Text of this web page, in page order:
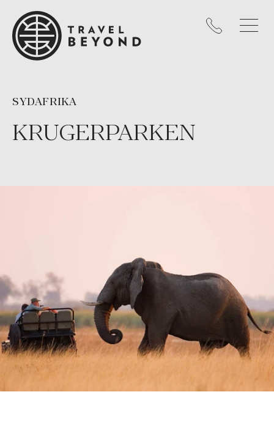
KRUGERPARKEN
SYDAFRIKA